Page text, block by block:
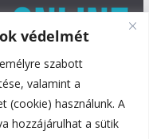
védelmét
szabott
valamint a
(cookie) használunk. A
hozzájárulhat a sütik